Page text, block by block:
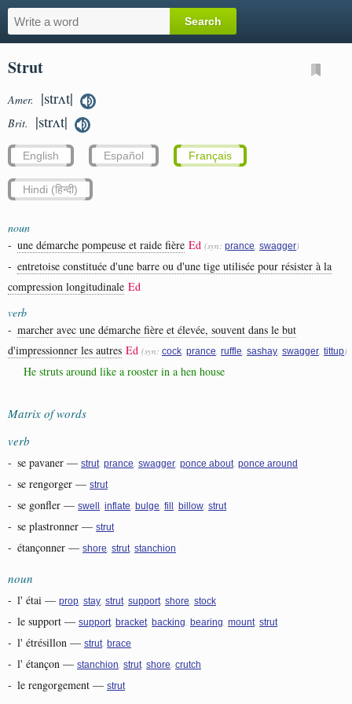
Strut
Amer. |strʌt|
Brit. |strʌt|
English Español Français
Hindi (हिन्दी)
noun
- une démarche pompeuse et raide fière Ed (syn: prance swagger)
- entretoise constituée d'une barre ou d'une tige utilisée pour résister à la
compression longitudinale Ed
verb
- marcher avec une démarche fière et élevée, souvent dans le but
d'impressionner les autres Ed (syn: cock prance ruffle sashay swagger tittup)
He struts around like a rooster in a hen house
Matrix of words
verb
- se pavaner — strut prance swagger ponce about ponce around
- se rengorger — strut
- se gonfler — swell inflate bulge fill billow strut
- se plastronner — strut
- étançonner — shore strut stanchion
noun
- l' étai — prop stay strut support shore stock
- le support — support bracket backing bearing mount strut
- l' étrésillon — strut brace
- l' étançon — stanchion strut shore crutch
- le rengorgement — strut